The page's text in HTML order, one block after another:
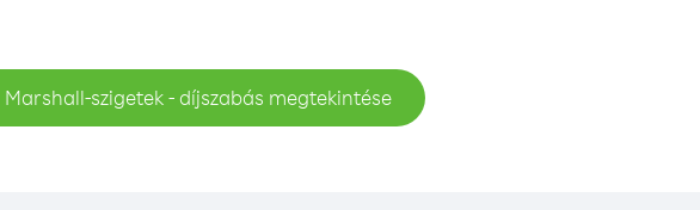
Marshall-szigetek - díjszabás megtekintése